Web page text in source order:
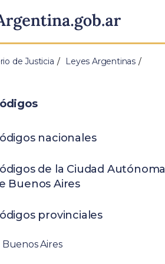
principal
de Justicia Leyes Argentinas
nacionales
de la Ciudad Autónoma
Buenos Aires
provinciales
Buenos Aires